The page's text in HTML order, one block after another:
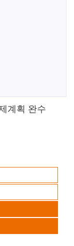
계획 완수